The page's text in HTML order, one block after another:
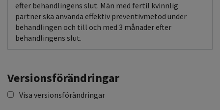
efter behandlingens slut. Män med fertil kvinnlig
partner ska använda effektiv preventivmetod under
behandlingen och till och med 3 månader efter
behandlingens slut.
Versionsförändringar
Visa versionsförändringar